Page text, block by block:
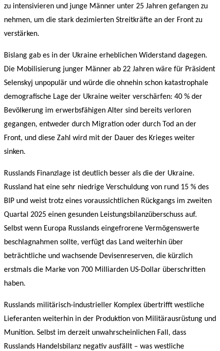
zu intensivieren und junge Männer unter 25 Jahren gefangen zu
nehmen, um die stark dezimierten Streitkräfte an der Front zu
verstärken.
Bislang gab es in der Ukraine erheblichen Widerstand dagegen.
Die Mobilisierung junger Männer ab 22 Jahren wäre für Präsident
Selenskyj unpopulär und würde die ohnehin schon katastrophale
demografische Lage der Ukraine weiter verschärfen: 40 % der
Bevölkerung im erwerbsfähigen Alter sind bereits verloren
gegangen, entweder durch Migration oder durch Tod an der
Front, und diese Zahl wird mit der Dauer des Krieges weiter
sinken.
Russlands Finanzlage ist deutlich besser als die der Ukraine.
Russland hat eine sehr niedrige Verschuldung von rund 15 % des
BIP und weist trotz eines voraussichtlichen Rückgangs im zweiten
Quartal 2025 einen gesunden Leistungsbilanzüberschuss auf.
Selbst wenn Europa Russlands eingefrorene Vermögenswerte
beschlagnahmen sollte, verfügt das Land weiterhin über
beträchtliche und wachsende Devisenreserven, die kürzlich
erstmals die Marke von 700 Milliarden US-Dollar überschritten
haben.
Russlands militärisch-industrieller Komplex übertrifft westliche
Lieferanten weiterhin in der Produktion von Militärausrüstung und
Munition. Selbst im derzeit unwahrscheinlichen Fall, dass
Russlands Handelsbilanz negativ ausfällt – was westliche